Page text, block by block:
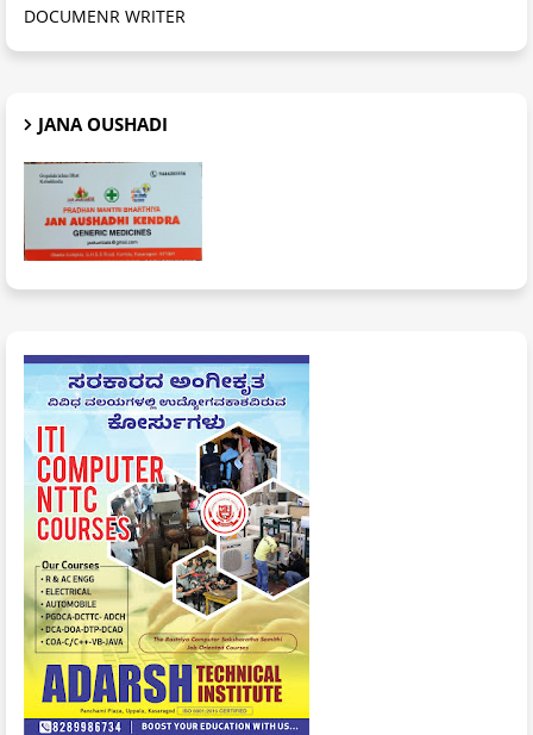
DOCUMENR WRITER
JANA OUSHADI